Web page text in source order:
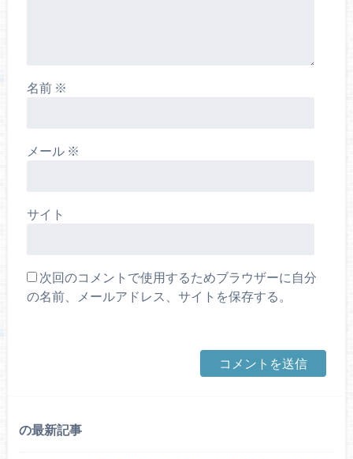
名前 ※
メール ※
サイト
次回のコメントで使用するためブラウザーに自分
の名前、メールアドレス、サイトを保存する。
の最新記事